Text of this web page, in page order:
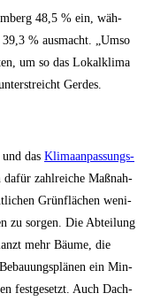
48,5 % ein, wäh­
% aus­macht. „Umso
um so das Lokal­kli­ma
Gerdes.
das Kli­ma­an­pas­sungs­
dafür zahl­rei­che Maß­nah­
Grün­flä­chen weni­
zu sor­gen. Die Abtei­lung
mehr Bäu­me, die
ein Min­
fest­ge­setzt. Auch Dach-